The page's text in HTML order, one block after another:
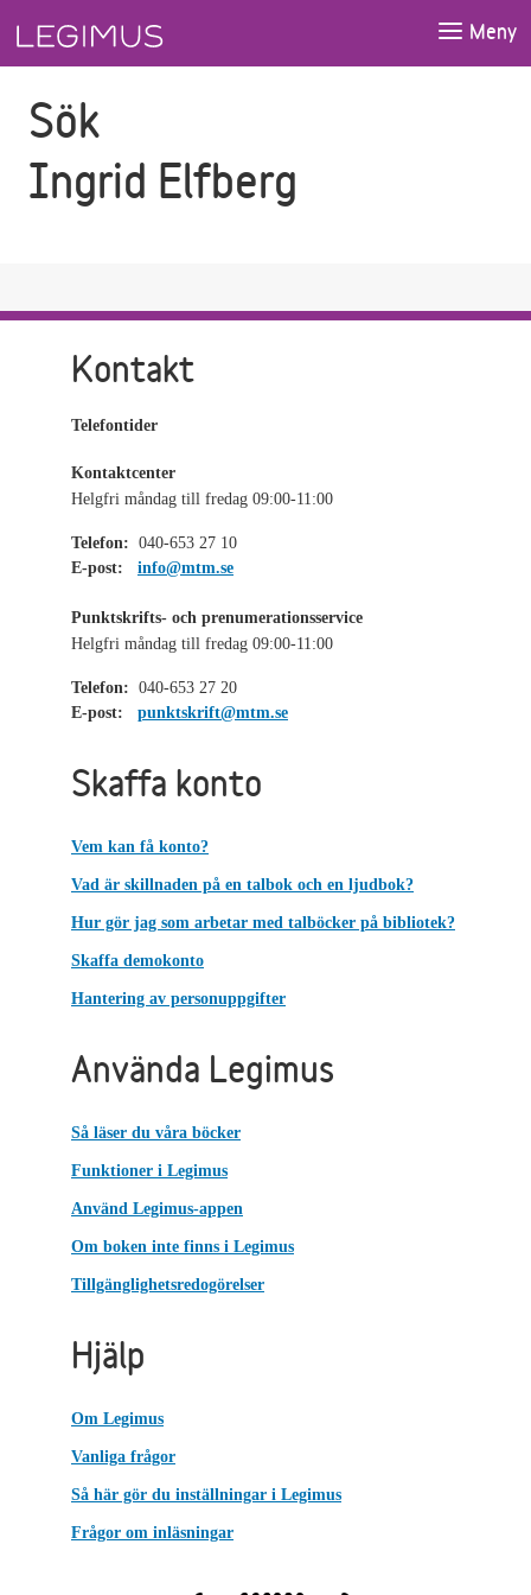
Meny
Sök
Ingrid Elfberg
Kontakt
Telefontider
Kontaktcenter
Helgfri måndag till fredag 09:00-11:00
Telefon: 040-653 27 10
E-post:
info@mtm.se
Punktskrifts- och prenumerationsservice
Helgfri måndag till fredag 09:00-11:00
Telefon: 040-653 27 20
E-post:
punktskrift@mtm.se
Skaffa konto
Vem kan få konto?
Vad är skillnaden på en talbok och en ljudbok?
Hur gör jag som arbetar med talböcker på bibliotek?
Skaffa demokonto
Hantering av personuppgifter
Använda Legimus
Så läser du våra böcker
Funktioner i Legimus
Använd Legimus-appen
Om boken inte finns i Legimus
Tillgänglighetsredogörelser
Hjälp
Om Legimus
Vanliga frågor
Så här gör du inställningar i Legimus
Frågor om inläsningar